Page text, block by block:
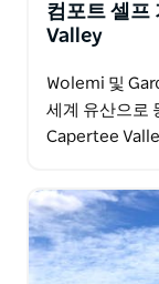
컴포트 셀프
Valley
Wolemi 및
세계 유산으로
Capertee